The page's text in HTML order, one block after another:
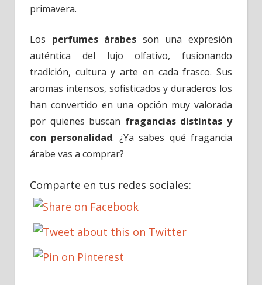
primavera.
Los perfumes árabes son una expresión
auténtica del lujo olfativo, fusionando
tradición, cultura y arte en cada frasco. Sus
aromas intensos, sofisticados y duraderos los
han convertido en una opción muy valorada
por quienes buscan fragancias distintas y
con personalidad. ¿Ya sabes qué fragancia
árabe vas a comprar?
Comparte en tus redes sociales: